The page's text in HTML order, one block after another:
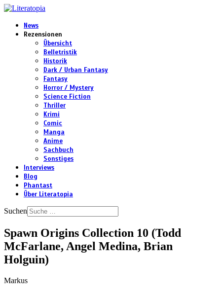
News
Rezensionen
Übersicht
Belletristik
Historik
Dark / Urban Fantasy
Fantasy
Horror / Mystery
Science Fiction
Thriller
Krimi
Comic
Manga
Anime
Sachbuch
Sonstiges
Interviews
Blog
Phantast
Über Literatopia
Suchen
Spawn Origins Collection 10 (Todd
McFarlane, Angel Medina, Brian
Holguin)
Markus